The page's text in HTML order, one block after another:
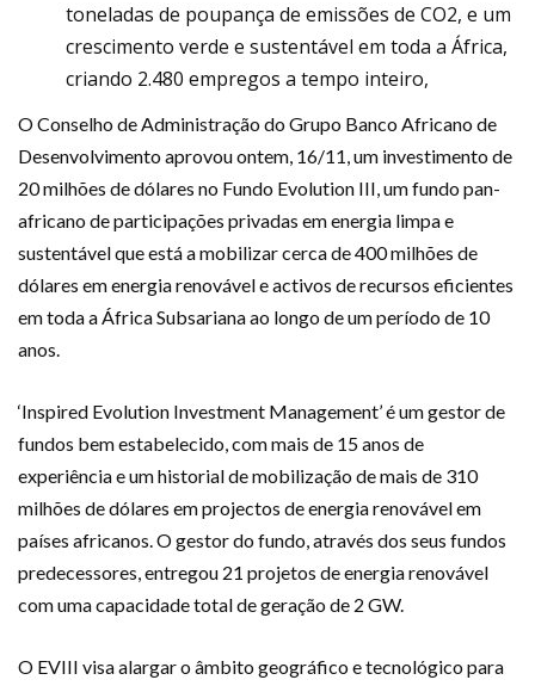
toneladas de poupança de emissões de CO2, e um
crescimento verde e sustentável em toda a África,
criando 2.480 empregos a tempo inteiro,
O Conselho de Administração do Grupo Banco Africano de
Desenvolvimento aprovou ontem, 16/11, um investimento de
20 milhões de dólares no Fundo Evolution III, um fundo pan-
africano de participações privadas em energia limpa e
sustentável que está a mobilizar cerca de 400 milhões de
dólares em energia renovável e activos de recursos eficientes
em toda a África Subsariana ao longo de um período de 10
anos.
‘Inspired Evolution Investment Management’ é um gestor de
fundos bem estabelecido, com mais de 15 anos de
experiência e um historial de mobilização de mais de 310
milhões de dólares em projectos de energia renovável em
países africanos. O gestor do fundo, através dos seus fundos
predecessores, entregou 21 projetos de energia renovável
com uma capacidade total de geração de 2 GW.
O EVIII visa alargar o âmbito geográfico e tecnológico para